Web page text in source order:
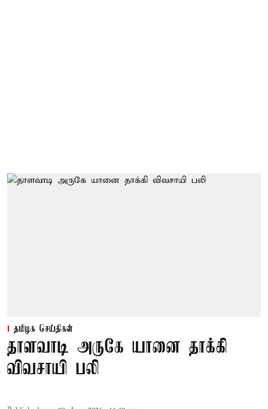
தமிழக செய்திகள்
தாளவாடி அருகே யானை தாக்கி
விவசாயி பலி